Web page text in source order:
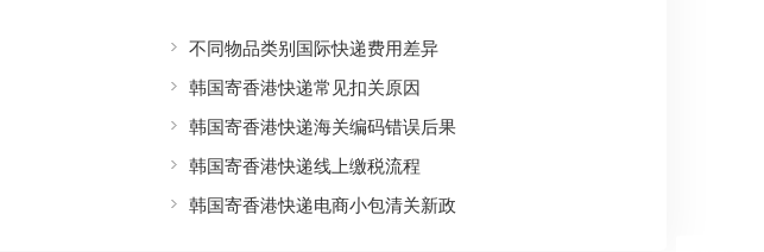
不同物品类别国际快递费用差异
韩国寄香港快递常见扣关原因
韩国寄香港快递海关编码错误后果
韩国寄香港快递线上缴税流程
韩国寄香港快递电商小包清关新政